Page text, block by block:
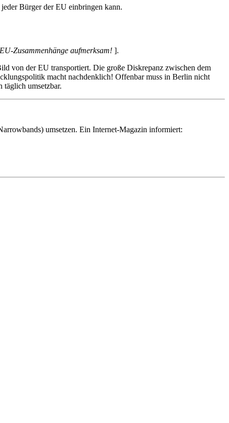
Bürger der EU einbringen kann.
Zusammenhänge aufmerksam! ].
von der EU transportiert. Die große Diskrepanz zwischen dem
macht nachdenklich! Offenbar muss in Berlin nicht
täglich umsetzbar.
umsetzen. Ein Internet-Magazin informiert: